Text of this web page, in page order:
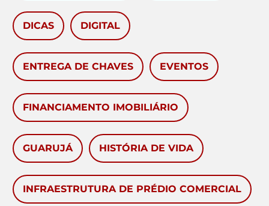
DICAS DIGITAL
ENTREGA DE CHAVES EVENTOS
FINANCIAMENTO IMOBILIÁRIO
GUARUJÁ HISTÓRIA DE VIDA
INFRAESTRUTURA DE PRÉDIO COMERCIAL